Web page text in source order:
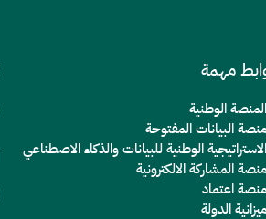
مهمة
المنصة الوطنية
منصة البيانات المفتوحة
الاستراتيجية الوطنية للبيانات والذكاء الاصطناعي
منصة المشاركة الالكترونية
منصة اعتماد
ميزانية الدولة